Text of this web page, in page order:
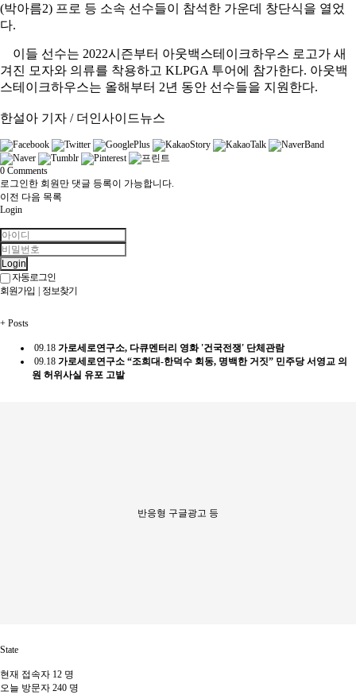
(박아름2) 프로 등 소속 선수들이 참석한 가운데 창단식을 열었
다.
이들 선수는 2022시즌부터 아웃백스테이크하우스 로고가 새
겨진 모자와 의류를 착용하고 KLPGA 투어에 참가한다. 아웃백
스테이크하우스는 올해부터 2년 동안 선수들을 지원한다.
한설아 기자 / 더인사이드뉴스
0 Comments
로그인한 회원만 댓글 등록이 가능합니다.
이전 다음 목록
Login
Login
자동로그인
회원가입
정보찾기
+ Posts
09.18 가로세로연구소, 다큐멘터리 영화 '건국전쟁' 단체관람
09.18 가로세로연구소 “조희대-한덕수 회동, 명백한 거짓” 민주당 서영교 의
원 허위사실 유포 고발
반응형 구글광고 등
State
현재 접속자 12 명
오늘 방문자 240 명